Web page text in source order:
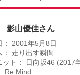
影山優佳さん
： 2001年5月8日
： 走り出す瞬間
ット： 日向坂46 (2017
Re:Mind